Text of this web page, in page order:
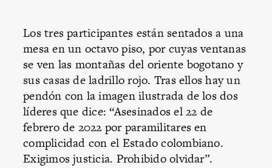
Los tres participantes están sentados a una
mesa en un octavo piso, por cuyas ventanas
se ven las montañas del oriente bogotano y
sus casas de ladrillo rojo. Tras ellos hay un
pendón con la imagen ilustrada de los dos
líderes que dice: “Asesinados el 22 de
febrero de 2022 por paramilitares en
complicidad con el Estado colombiano.
Exigimos justicia. Prohibido olvidar”.